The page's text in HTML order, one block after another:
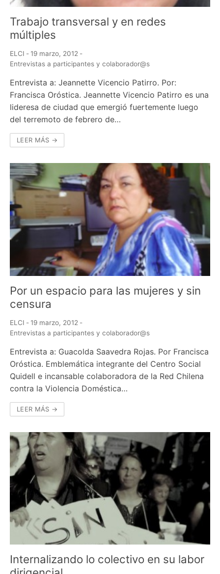
Trabajo transversal y en redes
múltiples
ELCI - 19 marzo, 2012 -
Entrevistas a participantes y colaborador@s
Entrevista a: Jeannette Vicencio Patirro. Por:
Francisca Oróstica. Jeannette Vicencio Patirro es una
lideresa de ciudad que emergió fuertemente luego
del terremoto de febrero de…
LEER MÁS →
Por un espacio para las mujeres y sin
censura
ELCI - 19 marzo, 2012 -
Entrevistas a participantes y colaborador@s
Entrevista a: Guacolda Saavedra Rojas. Por Francisca
Oróstica. Emblemática integrante del Centro Social
Quidell e incansable colaboradora de la Red Chilena
contra la Violencia Doméstica…
LEER MÁS →
Internalizando lo colectivo en su labor